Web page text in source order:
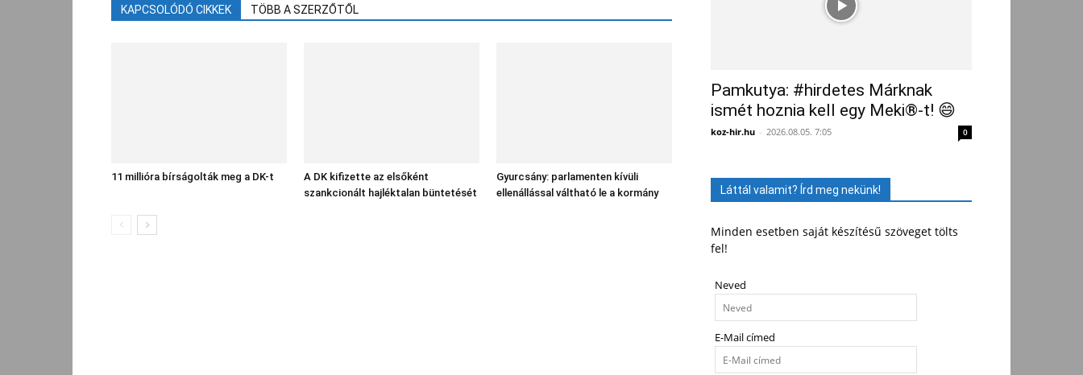
KAPCSOLÓDÓ CIKKEK TÖBB A SZERZŐTŐL
11 millióra bírságolták meg a DK-t
A DK kifizette az elsőként
szankcionált hajléktalan büntetését
Gyurcsány: parlamenten kívüli
ellenállással váltható le a kormány
Pamkutya: #hirdetes Márknak
ismét hoznia kell egy Meki®-t! 😄
koz-hir.hu - 2026.08.05. 7:05 0
Láttál valamit? Írd meg nekünk!
Minden esetben saját készítésű szöveget tölts
fel!
Neved
E-Mail címed